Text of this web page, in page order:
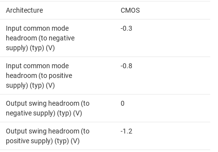
Architecture CMOS
Input common mode
headroom (to negative
supply) (typ) (V)
-0.3
Input common mode
headroom (to positive
supply) (typ) (V)
-0.8
Output swing headroom (to
negative supply) (typ) (V)
0
Output swing headroom (to
positive supply) (typ) (V)
-1.2